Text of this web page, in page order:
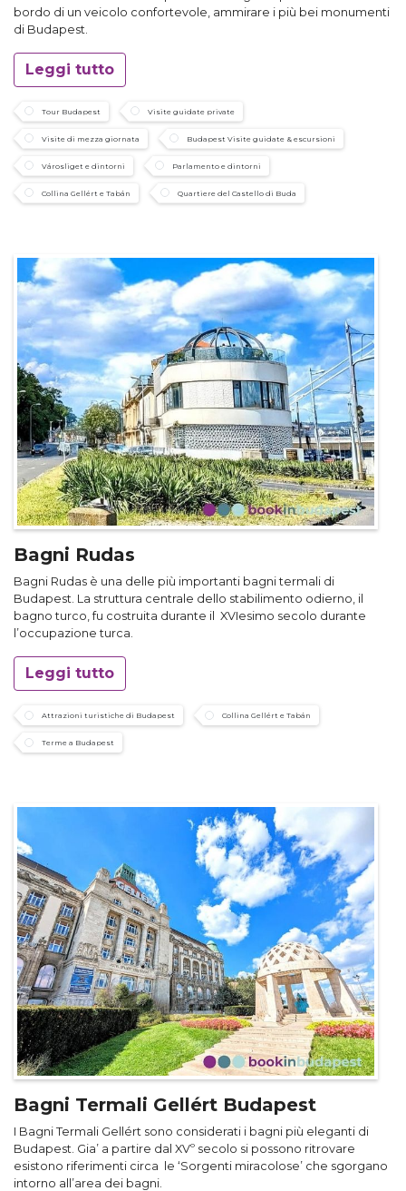
bordo di un veicolo confortevole, ammirare i più bei monumenti
di Budapest.
Leggi tutto
Tour Budapest Visite guidate private
Visite di mezza giornata Budapest Visite guidate & escursioni
Városliget e dintorni Parlamento e dintorni
Collina Gellért e Tabán Quartiere del Castello di Buda
Bagni Rudas
Bagni Rudas è una delle più importanti bagni termali di
Budapest. La struttura centrale dello stabilimento odierno, il
bagno turco, fu costruita durante il XVIesimo secolo durante
l’occupazione turca.
Leggi tutto
Attrazioni turistiche di Budapest Collina Gellért e Tabán
Terme a Budapest
Bagni Termali Gellért Budapest
I Bagni Termali Gellért sono considerati i bagni più eleganti di
Budapest. Gia’ a partire dal XVº secolo si possono ritrovare
esistono riferimenti circa le ‘Sorgenti miracolose’ che sgorgano
intorno all’area dei bagni.